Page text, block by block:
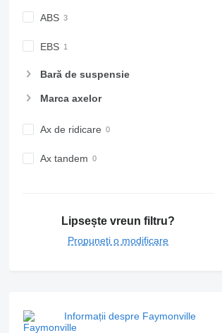
ABS
EBS
Bară de suspensie
Marca axelor
Ax de ridicare
Ax tandem
Lipsește vreun filtru?
Propuneți o modificare
Informații despre Faymonville